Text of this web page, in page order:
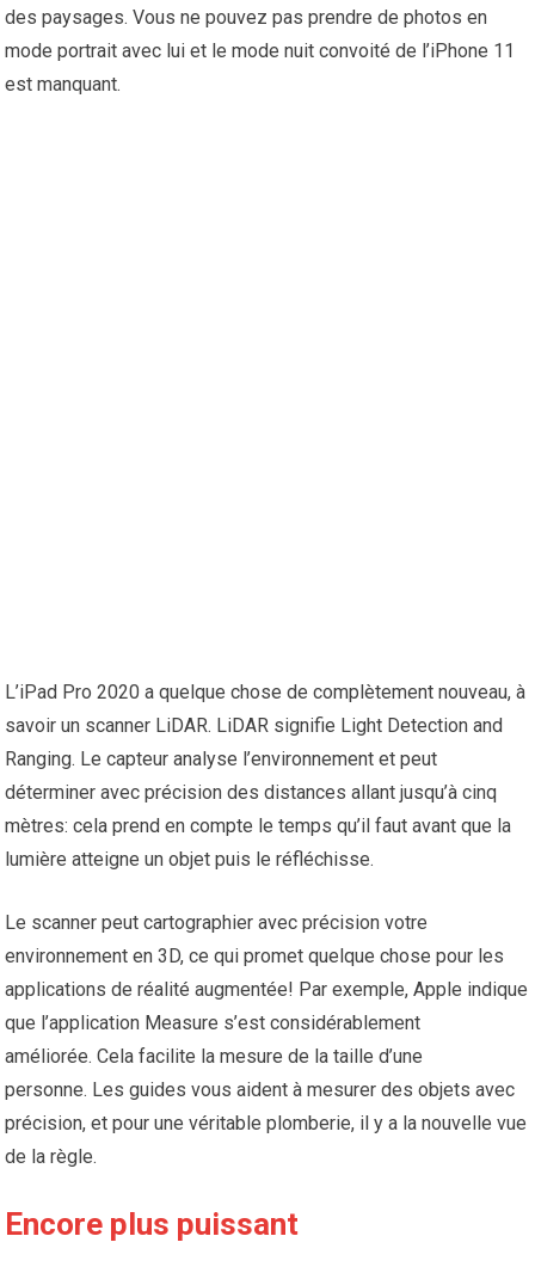
des paysages. Vous ne pouvez pas prendre de photos en
mode portrait avec lui et le mode nuit convoité de l’iPhone 11
est manquant.
L’iPad Pro 2020 a quelque chose de complètement nouveau, à
savoir un scanner LiDAR. LiDAR signifie Light Detection and
Ranging. Le capteur analyse l’environnement et peut
déterminer avec précision des distances allant jusqu’à cinq
mètres: cela prend en compte le temps qu’il faut avant que la
lumière atteigne un objet puis le réfléchisse.
Le scanner peut cartographier avec précision votre
environnement en 3D, ce qui promet quelque chose pour les
applications de réalité augmentée! Par exemple, Apple indique
que l’application Measure s’est considérablement
améliorée. Cela facilite la mesure de la taille d’une
personne. Les guides vous aident à mesurer des objets avec
précision, et pour une véritable plomberie, il y a la nouvelle vue
de la règle.
Encore plus puissant